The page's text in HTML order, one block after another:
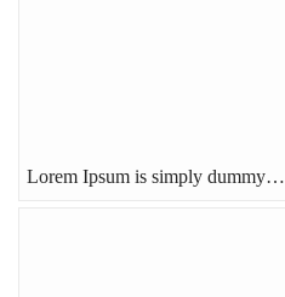
Lorem Ipsum is simply dummy…